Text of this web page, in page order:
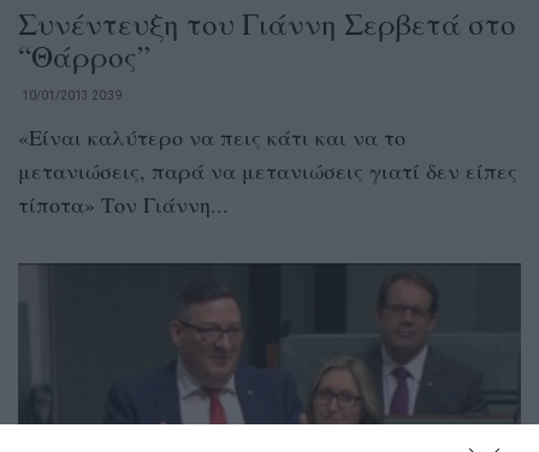
Συνέντευξη του Γιάννη Σερβετά στο
“Θάρρος”
10/01/2013 20:39
«Είναι καλύτερο να πεις κάτι και να το
μετανιώσεις, παρά να μετανιώσεις γιατί δεν είπες
τίποτα» Τον Γιάννη...